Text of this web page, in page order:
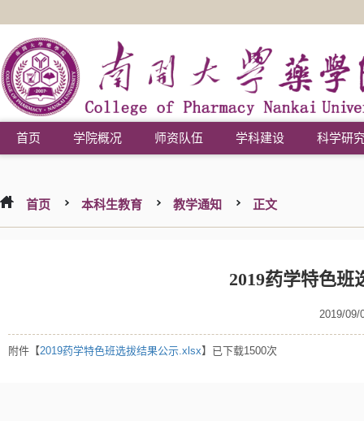
首页 学院概况 师资队伍 学科建设 科学研
首页 本科生教育 教学通知 正文
2019药学特色班
2019/09/
附件【2019药学特色班选拔结果公示.xlsx】已下载1500次